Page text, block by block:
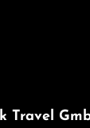
Travel